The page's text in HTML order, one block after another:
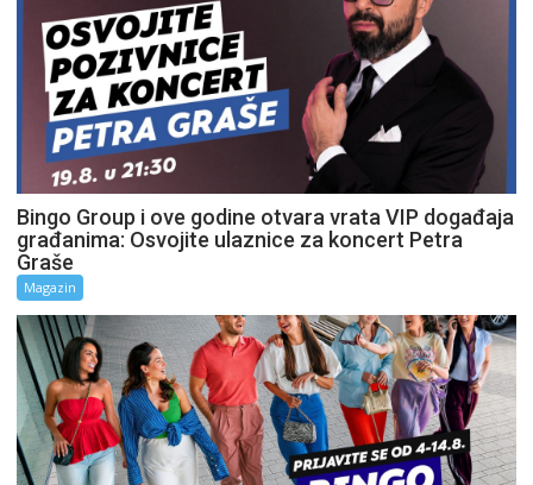
Bingo Group i ove godine otvara vrata VIP događaja
građanima: Osvojite ulaznice za koncert Petra
Graše
Magazin